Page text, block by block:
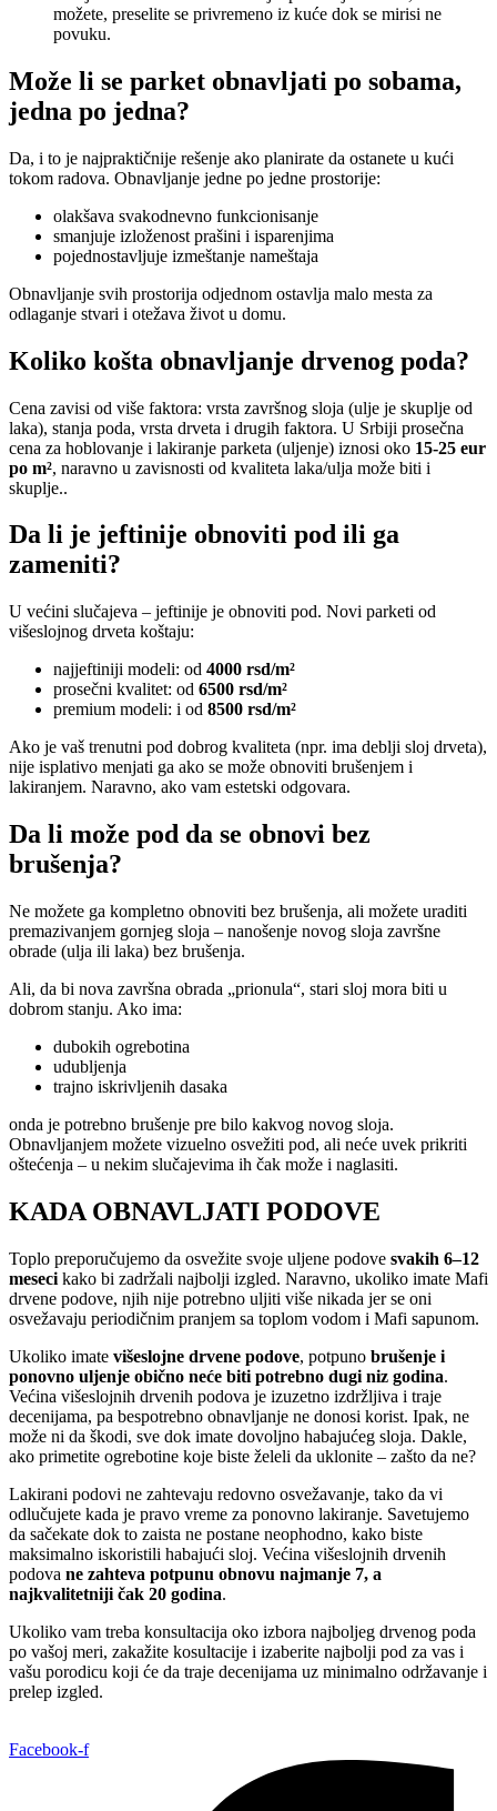
možete, preselite se privremeno iz kuće dok se mirisi ne
povuku.
Može li se parket obnavljati po sobama,
jedna po jedna?​
Da, i to je najpraktičnije rešenje ako planirate da ostanete u kući
tokom radova. Obnavljanje jedne po jedne prostorije:
olakšava svakodnevno funkcionisanje
smanjuje izloženost prašini i isparenjima
pojednostavljuje izmeštanje nameštaja
Obnavljanje svih prostorija odjednom ostavlja malo mesta za
odlaganje stvari i otežava život u domu.
Koliko košta obnavljanje drvenog poda?​
Cena zavisi od više faktora: vrsta završnog sloja (ulje je skuplje od
laka), stanja poda, vrsta drveta i drugih faktora.​ U Srbiji prosečna
cena za hoblovanje i lakiranje parketa (uljenje) iznosi oko 15-25 eur
po m², naravno u zavisnosti od kvaliteta laka/ulja može biti i
skuplje..
Da li je jeftinije obnoviti pod ili ga
zameniti?​
U većini slučajeva – jeftinije je obnoviti pod. Novi parketi od
višeslojnog drveta koštaju:
najjeftiniji modeli: od 4000 rsd/m²
prosečni kvalitet: od 6500 rsd/m²
premium modeli: i od 8500 rsd/m²
Ako je vaš trenutni pod dobrog kvaliteta (npr. ima deblji sloj drveta),
nije isplativo menjati ga ako se može obnoviti brušenjem i
lakiranjem. Naravno, ako vam estetski odgovara.
Da li može pod da se obnovi bez
brušenja?
Ne možete ga kompletno obnoviti bez brušenja, ali možete uraditi
premazivanjem gornjeg sloja – nanošenje novog sloja završne
obrade (ulja ili laka) bez brušenja.
Ali, da bi nova završna obrada „prionula“, stari sloj mora biti u
dobrom stanju. Ako ima:
dubokih ogrebotina
udubljenja
trajno iskrivljenih dasaka
onda je potrebno brušenje pre bilo kakvog novog sloja.
Obnavljanjem možete vizuelno osvežiti pod, ali neće uvek prikriti
oštećenja – u nekim slučajevima ih čak može i naglasiti.
KADA OBNAVLJATI PODOVE
Toplo preporučujemo da osvežite svoje uljene podove svakih 6–12
meseci kako bi zadržali najbolji izgled. Naravno, ukoliko imate Mafi
drvene podove, njih nije potrebno uljiti više nikada jer se oni
osvežavaju periodičnim pranjem sa toplom vodom i Mafi sapunom.
Ukoliko imate višeslojne drvene podove, potpuno brušenje i
ponovno uljenje obično neće biti potrebno dugi niz godina.
Većina višeslojnih drvenih podova je izuzetno izdržljiva i traje
decenijama, pa bespotrebno obnavljanje ne donosi korist. Ipak, ne
može ni da škodi, sve dok imate dovoljno habajućeg sloja. Dakle,
ako primetite ogrebotine koje biste želeli da uklonite – zašto da ne?
Lakirani podovi ne zahtevaju redovno osvežavanje, tako da vi
odlučujete kada je pravo vreme za ponovno lakiranje. Savetujemo
da sačekate dok to zaista ne postane neophodno, kako biste
maksimalno iskoristili habajući sloj. Većina višeslojnih drvenih
podova ne zahteva potpunu obnovu najmanje 7, a
najkvalitetniji čak 20 godina.
Ukoliko vam treba konsultacija oko izbora najboljeg drvenog poda
po vašoj meri, zakažite kosultacije i izaberite najbolji pod za vas i
vašu porodicu koji će da traje decenijama uz minimalno održavanje i
prelep izgled.
Facebook-f